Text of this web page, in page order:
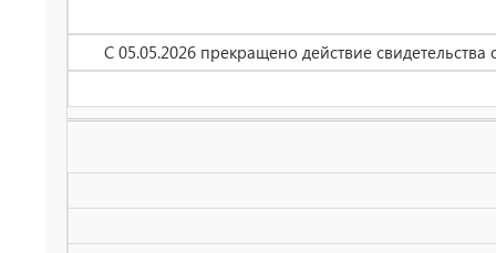
С 05.05.2026 прекращено действие